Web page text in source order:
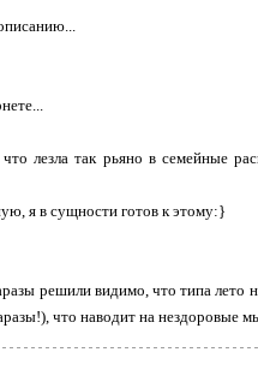
лезла так рьяно в семейные
я в сущности готов к этому:}
решили видимо, что типа лето
что наводит на нездоровые